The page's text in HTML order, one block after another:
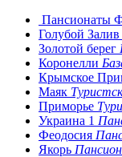
Пансионаты
Голубой Залив
Золотой берег
Коронелли
Крымское
Маяк
Приморье
Украина 1
Феодосия
Якорь